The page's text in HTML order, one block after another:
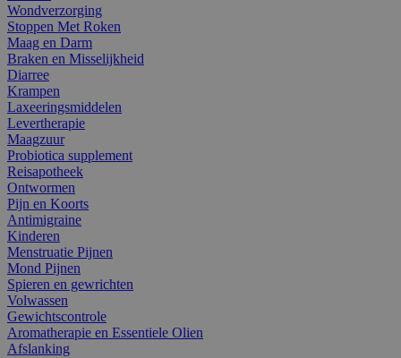
Wondverzorging
Stoppen Met Roken
Maag en Darm
Braken en Misselijkheid
Diarree
Krampen
Laxeeringsmiddelen
Levertherapie
Maagzuur
Probiotica supplement
Reisapotheek
Ontwormen
Pijn en Koorts
Antimigraine
Kinderen
Menstruatie Pijnen
Mond Pijnen
Spieren en gewrichten
Volwassen
Gewichtscontrole
Aromatherapie en Essentiele Olien
Afslanking